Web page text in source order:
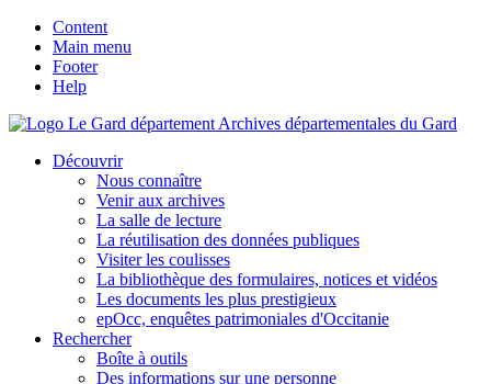
Content
Main menu
Footer
Help
Archives départementales du Gard
Découvrir
Nous connaître
Venir aux archives
La salle de lecture
La réutilisation des données publiques
Visiter les coulisses
La bibliothèque des formulaires, notices et vidéos
Les documents les plus prestigieux
epOcc, enquêtes patrimoniales d'Occitanie
Rechercher
Boîte à outils
Des informations sur une personne